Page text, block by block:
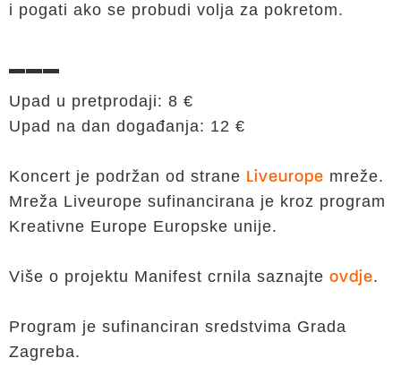
i pogati ako se probudi volja za pokretom.
▬▬▬
Upad u pretprodaji: 8 €
Upad na dan događanja: 12 €
Koncert je podržan od strane Liveurope mreže.
Mreža Liveurope sufinancirana je kroz program
Kreativne Europe Europske unije.
Više o projektu Manifest crnila saznajte ovdje.
Program je sufinanciran sredstvima Grada
Zagreba.